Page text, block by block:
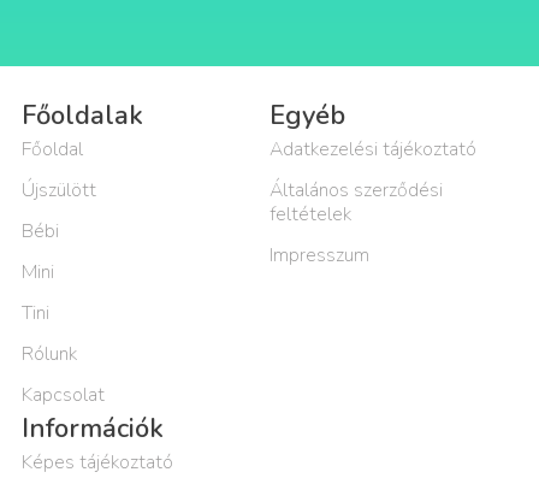
Főoldalak
Főoldal
Újszülött
Bébi
Mini
Tini
Rólunk
Kapcsolat
Egyéb
Adatkezelési tájékoztató
Általános szerződési
feltételek
Impresszum
Információk
Képes tájékoztató